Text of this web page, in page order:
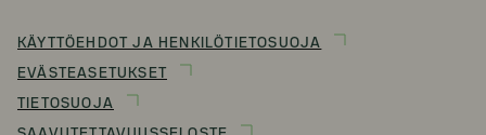
KÄYTTÖEHDOT JA HENKILÖTIETOSUOJA
EVÄSTEASETUKSET
TIETOSUOJA